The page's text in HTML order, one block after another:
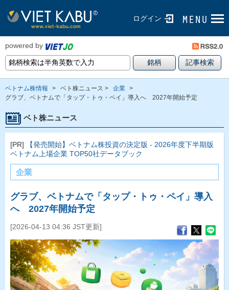
ログイン
powered by
ベトナム株情報 > ベト株ニュース > 企業 >
グラブ、ベトナムで「タップ・トゥ・ペイ」導入へ 2027年開始予定
ベト株ニュース
[PR]
【発売開始】ベトナム株投資の決定版 - 2026年度下半期版
ベトナム上場企業 TOP50社データブック
企業
グラブ、ベトナムで「タップ・トゥ・ペイ」導入
へ 2027年開始予定
[2026-04-13 04:36 JST更新]